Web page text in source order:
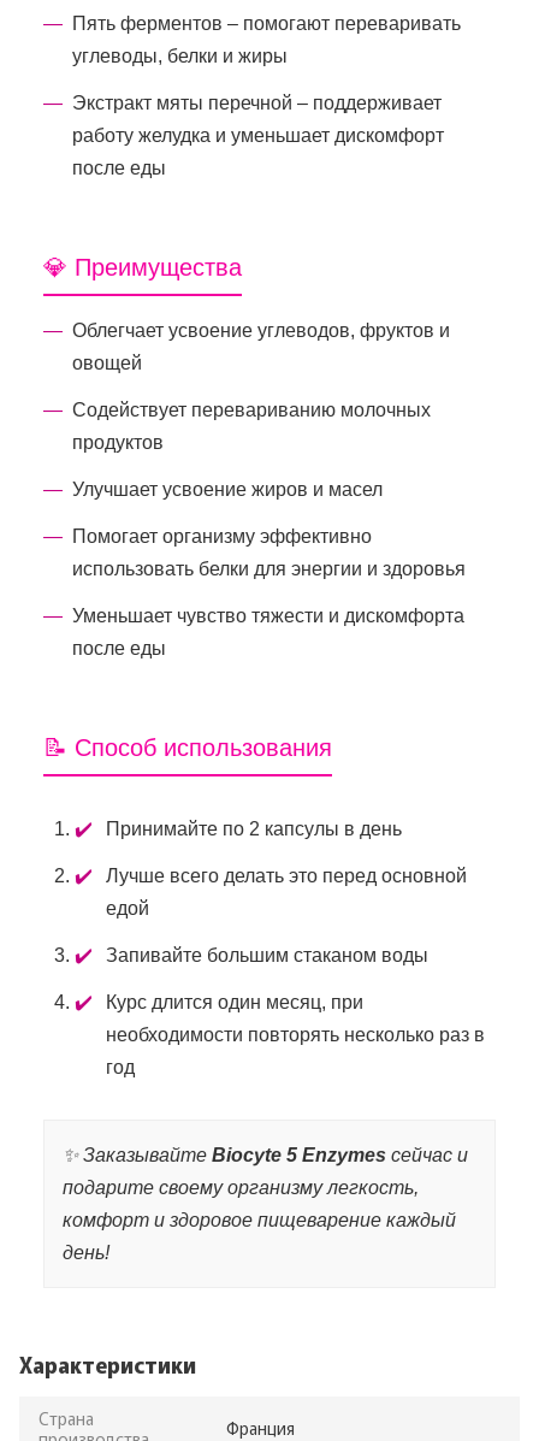
Пять ферментов – помогают переваривать
углеводы, белки и жиры
Экстракт мяты перечной – поддерживает
работу желудка и уменьшает дискомфорт
после еды
💎 Преимущества
Облегчает усвоение углеводов, фруктов и
овощей
Содействует перевариванию молочных
продуктов
Улучшает усвоение жиров и масел
Помогает организму эффективно
использовать белки для энергии и здоровья
Уменьшает чувство тяжести и дискомфорта
после еды
📝 Способ использования
Принимайте по 2 капсулы в день
Лучше всего делать это перед основной
едой
Запивайте большим стаканом воды
Курс длится один месяц, при
необходимости повторять несколько раз в
год
✨ Заказывайте Biocyte 5 Enzymes сейчас и
подарите своему организму легкость,
комфорт и здоровое пищеварение каждый
день!
Характеристики
Страна
Франция